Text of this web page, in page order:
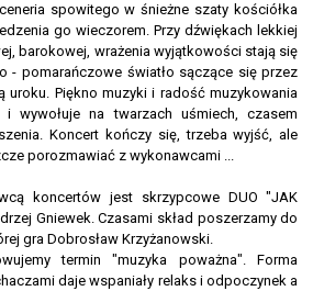
spowitego w śnieżne szaty kościółka
go wieczorem. Przy dźwiękach lekkiej
barokowej, wrażenia wyjątkowości stają się
- pomarańczowe światło sączące się przez
uroku. Piękno muzyki i radość muzykowania
i wywołuje na twarzach uśmiech, czasem
Koncert kończy się, trzeba wyjść, ale
porozmawiać z wykonawcami ...
koncertów jest skrzypcowe DUO "JAK
Gniewek. Czasami skład poszerzamy do
gra Dobrosław Krzyżanowski.
termin "muzyka poważna". Forma
daje wspaniały relaks i odpoczynek a